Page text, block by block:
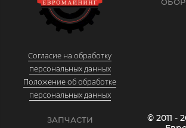
Согласие на обработку
персональных данных
Положение об обработке
персональных данных
ЗАПЧАСТИ
© 2011 -